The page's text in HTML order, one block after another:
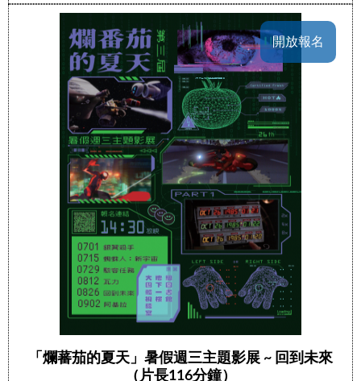
開放報名
「爛蕃茄的夏天」暑假週三主題影展 ~ 回到未來
（片長116分鐘）